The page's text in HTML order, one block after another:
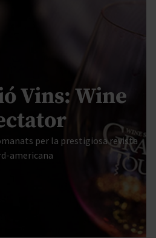
Vins: Wine
per la prestigiosa revista
americana